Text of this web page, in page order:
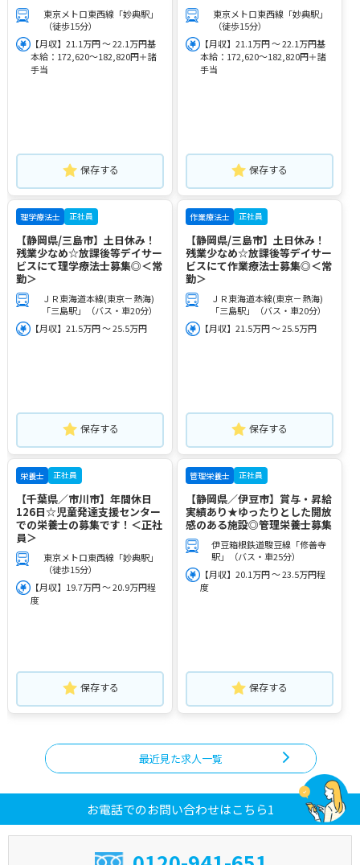
東京メトロ東西線「妙典駅」
（徒歩15分）
【月収】21.1万円 ～ 22.1万円基
本給：172,620～182,820円＋諸
手当
保存する
東京メトロ東西線「妙典駅」
（徒歩15分）
【月収】21.1万円 ～ 22.1万円基
本給：172,620～182,820円＋諸
手当
保存する
理学療法士 正社員
【静岡県/三島市】土日休み！
残業少なめ☆放課後等デイサー
ビスにて理学療法士募集◎＜常
勤＞
ＪＲ東海道本線(東京－熱海)
「三島駅」（バス・車20分）
【月収】21.5万円 ～ 25.5万円
保存する
作業療法士 正社員
【静岡県/三島市】土日休み！
残業少なめ☆放課後等デイサー
ビスにて作業療法士募集◎＜常
勤＞
ＪＲ東海道本線(東京－熱海)
「三島駅」（バス・車20分）
【月収】21.5万円 ～ 25.5万円
保存する
栄養士 正社員
【千葉県／市川市】年間休日
126日☆児童発達支援センター
での栄養士の募集です！＜正社
員＞
東京メトロ東西線「妙典駅」
（徒歩15分）
【月収】19.7万円 ～ 20.9万円程
度
保存する
管理栄養士 正社員
【静岡県／伊豆市】賞与・昇給
実績あり★ゆったりとした開放
感のある施設◎管理栄養士募集
伊豆箱根鉄道駿豆線「修善寺
駅」（バス・車25分）
【月収】20.1万円 ～ 23.5万円程
度
保存する
最近見た求人一覧
お電話でのお問い合わせはこちら1